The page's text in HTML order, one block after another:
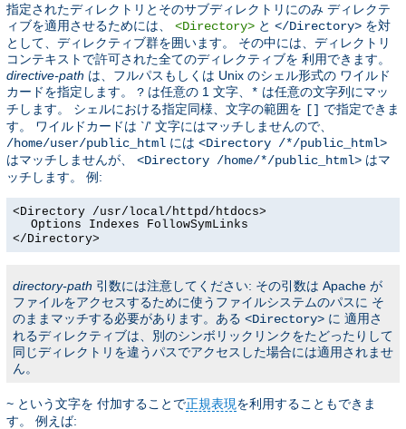
指定されたディレクトリとそのサブディレクトリにのみ ディレクテ
ィブを適用させるためには、 <Directory> と </Directory> を対
として、ディレクティブ群を囲います。 その中には、ディレクトリ
コンテキストで許可された全てのディレクティブを 利用できます。
directive-path は、フルパスもしくは Unix のシェル形式の ワイルド
カードを指定します。 ? は任意の 1 文字、 * は任意の文字列にマッ
チします。 シェルにおける指定同様、文字の範囲を [] で指定できま
す。 ワイルドカードは `/' 文字にはマッチしませんので、
/home/user/public_html には <Directory /*/public_html>
はマッチしませんが、 <Directory /home/*/public_html> はマ
ッチします。 例:
<Directory /usr/local/httpd/htdocs>
Options Indexes FollowSymLinks
</Directory>
directory-path 引数には注意してください: その引数は Apache が
ファイルをアクセスするために使うファイルシステムのパスに そ
のままマッチする必要があります。ある <Directory> に 適用さ
れるディレクティブは、別のシンボリックリンクをたどったりして
同じディレクトリを違うパスでアクセスした場合には適用されませ
ん。
~ という文字を 付加することで正規表現を利用することもできま
す。 例えば: